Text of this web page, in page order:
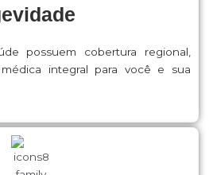
possuem cobertura regional,
médica integral para você e sua